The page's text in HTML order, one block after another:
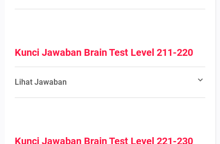
Kunci Jawaban Brain Test Level 211-220
Lihat Jawaban
Kunci Jawaban Brain Test Level 221-230